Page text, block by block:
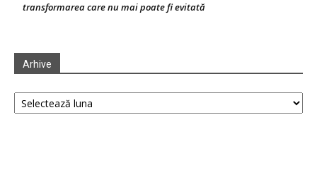
transformarea care nu mai poate fi evitată
Arhive
Arhive